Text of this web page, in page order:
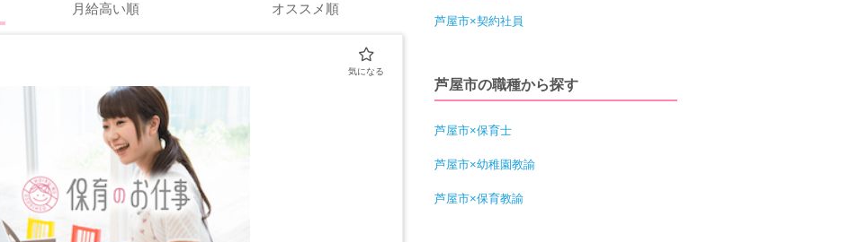
月給高い順 オススメ順
芦屋市×契約社員
芦屋市の職種から探す
芦屋市×保育士
芦屋市×幼稚園教諭
芦屋市×保育教諭